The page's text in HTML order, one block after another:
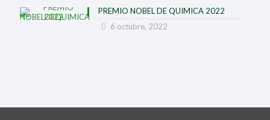
PREMIO NOBEL DE QUIMICA 2022
6 octubre, 2022